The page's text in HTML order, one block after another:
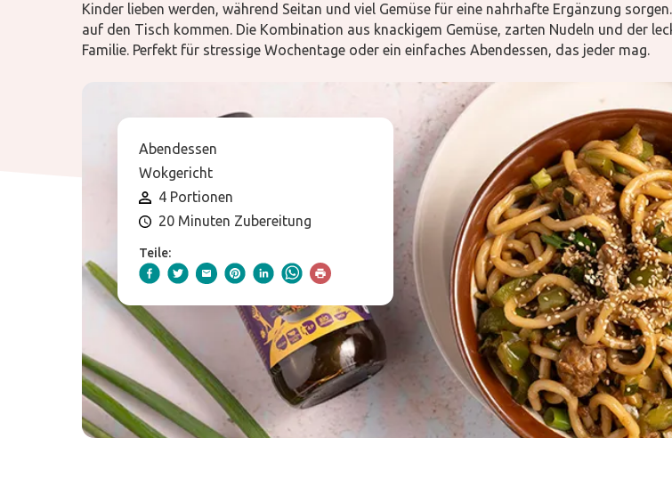
Kinder lieben werden, während Seitan und viel Gemüse für eine nahrhafte Ergänzung
auf den Tisch kommen. Die Kombination aus knackigem Gemüse, zarten Nudeln und der
Familie. Perfekt für stressige Wochentage oder ein einfaches Abendessen, das jeder mag.
Abendessen
Wokgericht
4 Portionen
20 Minuten Zubereitung
Teile: